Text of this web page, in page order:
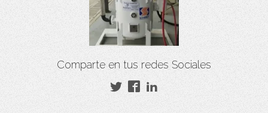
Comparte en tus redes Sociales